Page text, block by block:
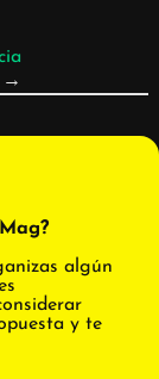
→
algún
y te